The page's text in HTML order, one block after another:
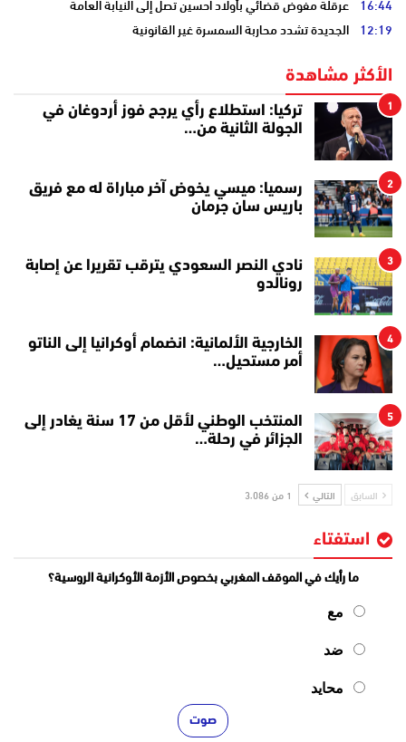
12:19 الجديدة تشدد محاربة السمسرة غير القانونية
الأكثر مشاهدة
1
تركيا: استطلاع رأي يرجح فوز أردوغان في
الجولة الثانية من…
2
رسميا: ميسي يخوض آخر مباراة له مع فريق
باريس سان جرمان
3
نادي النصر السعودي يترقب تقريرا عن إصابة
رونالدو
4
الخارجية الألمانية: انضمام أوكرانيا إلى الناتو
أمر مستحيل…
5
المنتخب الوطني لأقل من 17 سنة يغادر إلى
الجزائر في رحلة…
السابق التالي 1 من 3٬086
استفتاء
ما رأيك في الموقف المغربي بخصوص الأزمة الأوكرانية الروسية؟
مع
ضد
محايد